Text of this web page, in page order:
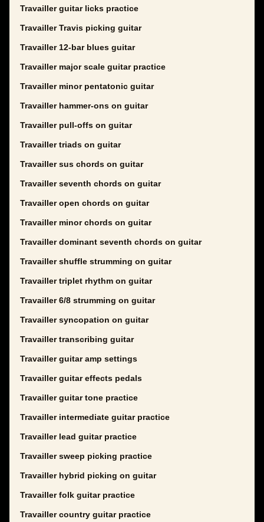
Travailler guitar licks practice
Travailler Travis picking guitar
Travailler 12-bar blues guitar
Travailler major scale guitar practice
Travailler minor pentatonic guitar
Travailler hammer-ons on guitar
Travailler pull-offs on guitar
Travailler triads on guitar
Travailler sus chords on guitar
Travailler seventh chords on guitar
Travailler open chords on guitar
Travailler minor chords on guitar
Travailler dominant seventh chords on guitar
Travailler shuffle strumming on guitar
Travailler triplet rhythm on guitar
Travailler 6/8 strumming on guitar
Travailler syncopation on guitar
Travailler transcribing guitar
Travailler guitar amp settings
Travailler guitar effects pedals
Travailler guitar tone practice
Travailler intermediate guitar practice
Travailler lead guitar practice
Travailler sweep picking practice
Travailler hybrid picking on guitar
Travailler folk guitar practice
Travailler country guitar practice